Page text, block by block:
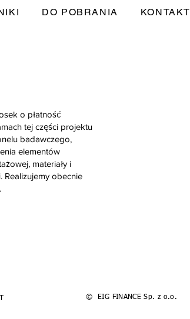
DO POBRANIA KONTAKT
o płatność
tej części projektu
badawczego,
elementów
materiały i
Realizujemy obecnie
© EIG FINANCE Sp. z o.o.